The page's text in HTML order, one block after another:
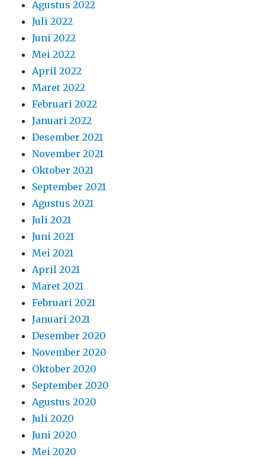
Agustus 2022
Juli 2022
Juni 2022
Mei 2022
April 2022
Maret 2022
Februari 2022
Januari 2022
Desember 2021
November 2021
Oktober 2021
September 2021
Agustus 2021
Juli 2021
Juni 2021
Mei 2021
April 2021
Maret 2021
Februari 2021
Januari 2021
Desember 2020
November 2020
Oktober 2020
September 2020
Agustus 2020
Juli 2020
Juni 2020
Mei 2020